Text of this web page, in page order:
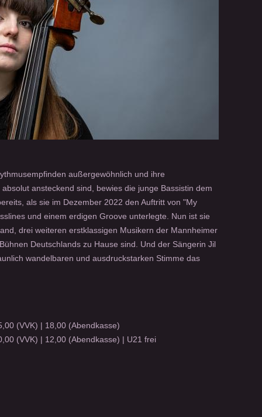
außergewöhnlich und ihre
ansteckend sind, bewies die junge Bassistin dem
als sie im Dezember 2022 den Auftritt von "My
und einem erdigen Groove unterlegte. Nun ist sie
drei weiteren erstklassigen Musikern der Mannheimer
Deutschlands zu Hause sind. Und der Sängerin Jil
wandelbaren und ausdruckstarken Stimme das
(VVK) | 18,00 (Abendkasse)
(VVK) | 12,00 (Abendkasse) | U21 frei